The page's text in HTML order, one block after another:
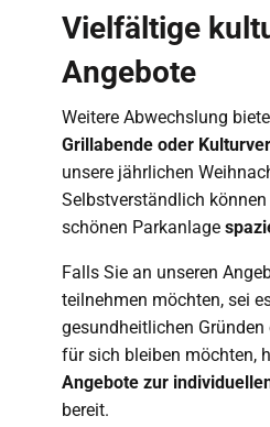
Vielfältige
Angebote
Weitere Abwechslung
Grillabende oder
unsere jährlichen
Selbstverständlich
schönen Parkanlage
Falls Sie an unseren
teilnehmen möchten, sei
gesundheitlichen Gründen
für sich bleiben möchten,
Angebote zur
bereit.